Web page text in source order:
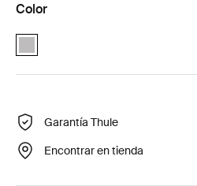
Color
Thule Foothill 2 Gris Ceniza (selected)
Garantía Thule
Encontrar en tienda